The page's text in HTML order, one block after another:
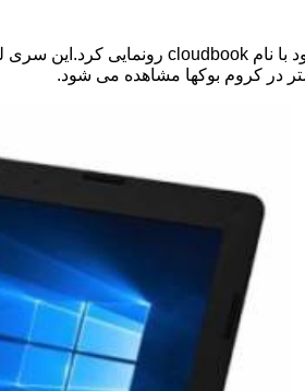
با نام cloudbook
در کروم بوکها مشاهده می شود.